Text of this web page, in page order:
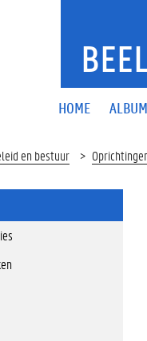
HOME
en bestuur